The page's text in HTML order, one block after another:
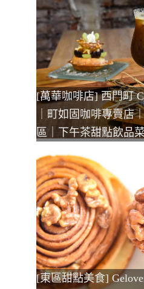
[萬華咖啡店] 西門町
｜町如固咖啡專賣店
區｜下午茶甜點飲品
[東區甜點美食]